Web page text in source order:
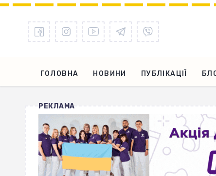
ГОЛОВНА НОВИНИ ПУБЛІКАЦІЇ
РЕКЛАМА